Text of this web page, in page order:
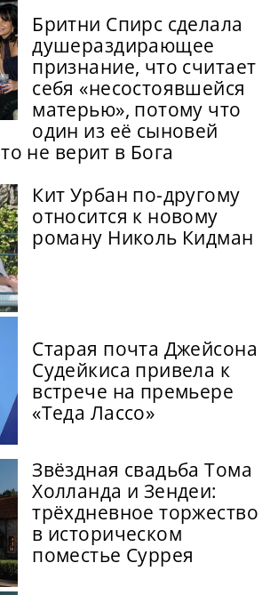
Бритни Спирс сделала
душераздирающее
признание, что считает
себя «несостоявшейся
матерью», потому что
один из её сыновей
не верит в Бога
Кит Урбан по-другому
относится к новому
роману Николь Кидман
Старая почта Джейсона
Судейкиса привела к
встрече на премьере
«Теда Лассо»
Звёздная свадьба Тома
Холланда и Зендеи:
трёхдневное торжество
в историческом
поместье Суррея